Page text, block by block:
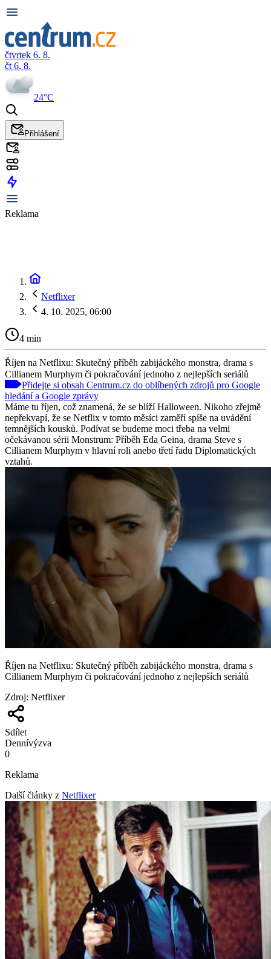
čtvrtek 6. 8.
čt 6. 8.
24°C
Přihlášení
Reklama
Netflixer
4. 10. 2025, 06:00
4 min
Říjen na Netflixu: Skutečný příběh zabijáckého monstra, drama s
Cillianem Murphym či pokračování jednoho z nejlepších seriálů
Přidejte si obsah Centrum.cz do oblíbených zdrojů pro Google
hledání a Google zprávy
Máme tu říjen, což znamená, že se blíží Halloween. Nikoho zřejmě
nepřekvapí, že se Netflix v tomto měsíci zaměří spíše na uvádění
temnějších kousků. Podívat se budeme moci třeba na velmi
očekávanou sérii Monstrum: Příběh Eda Geina, drama Steve s
Cillianem Murphym v hlavní roli anebo třetí řadu Diplomatických
vztahů.
Říjen na Netflixu: Skutečný příběh zabijáckého monstra, drama s
Cillianem Murphym či pokračování jednoho z nejlepších seriálů
Zdroj: Netflixer
Sdílet
Dennívýzva
0
Reklama
Další články z Netflixer